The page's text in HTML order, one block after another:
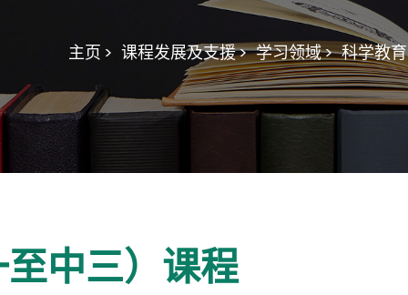
主页 > 课程发展及支援 > 学习领域 > 科学教育
中三）课程